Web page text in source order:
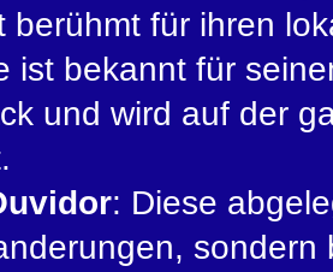
berühmt für ihren
ist bekannt für
und wird auf der
: Diese